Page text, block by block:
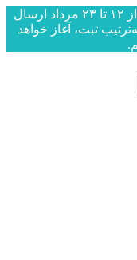
به‌دلیل انبارگردانی، سفارش‌های ثبت‌شده از ۱۲ تا ۲۳ مرداد ارسال
سفارش‌ها از ۲۴ مرداد به‌ترتیب ثبت، آغاز خواهد